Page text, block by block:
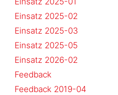
Einsatz 2025-02
Einsatz 2025-03
Einsatz 2025-05
Einsatz 2026-02
Feedback
Feedback 2019-04